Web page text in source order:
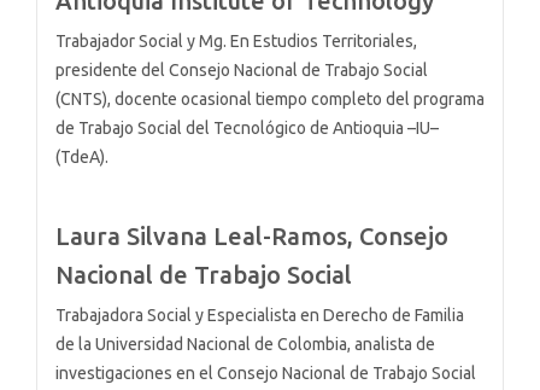
Trabajador Social y Mg. En Estudios Territoriales,
presidente del Consejo Nacional de Trabajo Social
(CNTS), docente ocasional tiempo completo del programa
de Trabajo Social del Tecnológico de Antioquia –IU–
(TdeA).
Laura Silvana Leal-Ramos, Consejo
Nacional de Trabajo Social
Trabajadora Social y Especialista en Derecho de Familia
de la Universidad Nacional de Colombia, analista de
investigaciones en el Consejo Nacional de Trabajo Social